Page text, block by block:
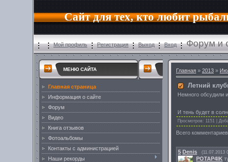
Сайт для тех, кто любит
Мой профиль Регистрация Выход Вход Форум и
МЕНЮ САЙТА
Главная страница
Информация о сайте
Форум
Видео
Книга отзывов
Фотоальбомы
Контакты с администрацией
Наши рекорды
Главная » 2013 »
Летний
Немного обсудили
И тень будет в
Просмотров: 1151 |
Всего комментариев
5 Denis (11.07.2013
POTAP4IK